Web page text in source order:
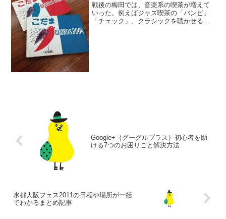
戦後の梅田では、音楽系の喫茶が増えて
いった。例えばジャズ喫茶の「バンビ」
「チェック」、クラシックを聴かせる
Google+（グーグルプラス）初心者を助
ける7つのお困りごと解決方法
水都大阪フェス2011の日程や場所が一括
でわかるまとめ記事